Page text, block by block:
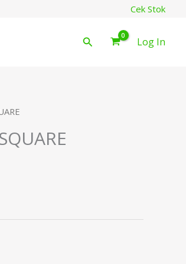
Cek Stok
Cari Log In